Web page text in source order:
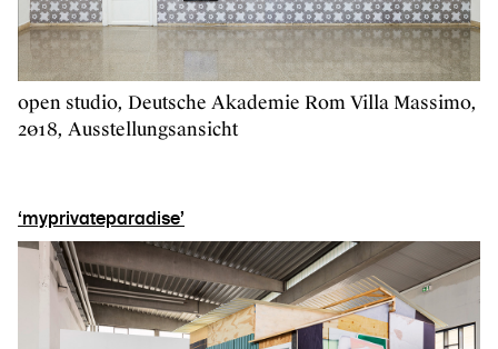
open studio, Deutsche Akademie Rom Villa Massimo,
2018, Ausstellungsansicht
‘myprivateparadise’